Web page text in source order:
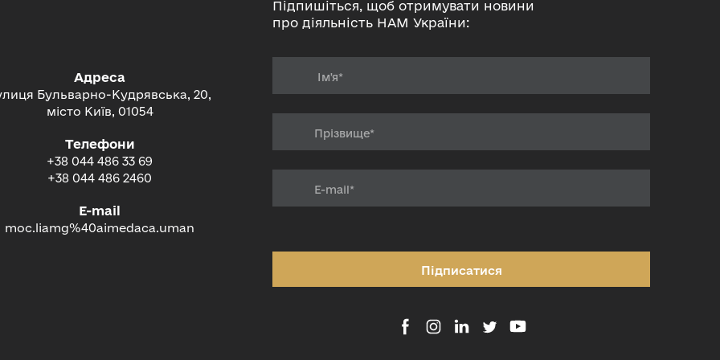
Адреса
Бульварно-Кудрявська, 20,
місто Київ, 01054
Телефони
+38 044 486 33 69
+38 044 486 2460
E-mail
moc.liamg%40aimedaca.uman
Підпишіться, щоб отримувати новини
про діяльність НАМ України:
Підписатися